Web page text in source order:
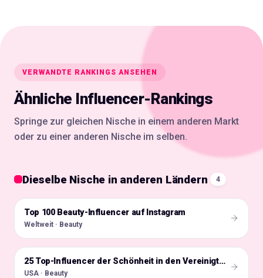
VERWANDTE RANKINGS ANSEHEN
Ähnliche Influencer-Rankings
Springe zur gleichen Nische in einem anderen Markt
oder zu einer anderen Nische im selben.
Dieselbe Nische in anderen Ländern 4
🌍
Top 100 Beauty-Influencer auf Instagram
Weltweit · Beauty
🇺🇸 25 Top-Influencer der Schönheit in den Vereinigten Staaten
USA · Beauty